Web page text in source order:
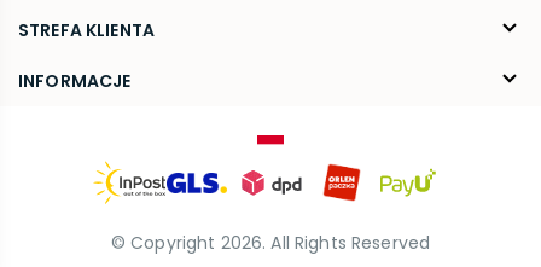
O nas
Blog
STREFA KLIENTA
FAQ
Reklamacje i zwroty
INFORMACJE
Polityka prywatności
© Copyright 2026. All Rights Reserved